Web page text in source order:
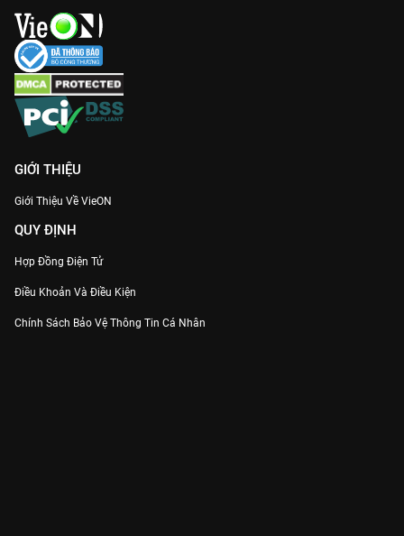
GIỚI THIỆU
Giới Thiệu Về VieON
QUY ĐỊNH
Hợp Đồng Điện Tử
Điều Khoản Và Điều Kiện
Chính Sách Bảo Vệ Thông Tin Cá Nhân